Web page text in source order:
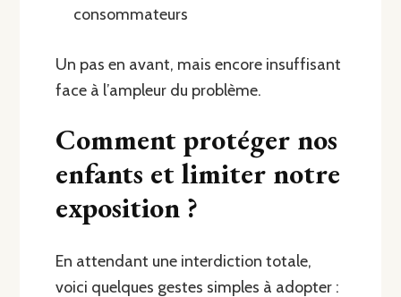
consommateurs
Un pas en avant, mais encore insuffisant
face à l’ampleur du problème.
Comment protéger nos
enfants et limiter notre
exposition ?
En attendant une interdiction totale,
voici quelques gestes simples à adopter :